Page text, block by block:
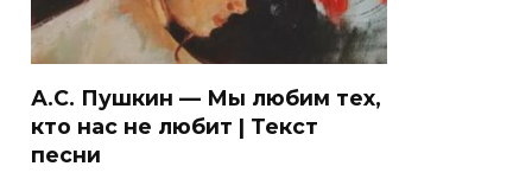
А.С. Пушкин — Мы любим тех,
кто нас не любит | Текст
песни